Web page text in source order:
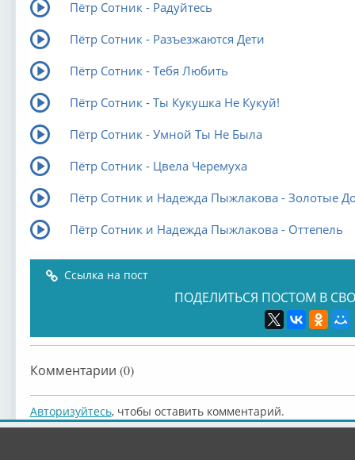
Пётр Сотник - Радуйтесь
Пётр Сотник - Разъезжаются Дети
Пётр Сотник - Тебя Любить
Пётр Сотник - Ты Кукушка Не Кукуй!
Пётр Сотник - Умной Ты Не Была
Пётр Сотник - Цвела Черемуха
Пётр Сотник и Надежда Пыжлакова - Золотые
Пётр Сотник и Надежда Пыжлакова - Оттепель
Ссылка на пост
ПОДЕЛИТЬСЯ ПОСТОМ В
Комментарии (0)
Авторизуйтесь, чтобы оставить комментарий.